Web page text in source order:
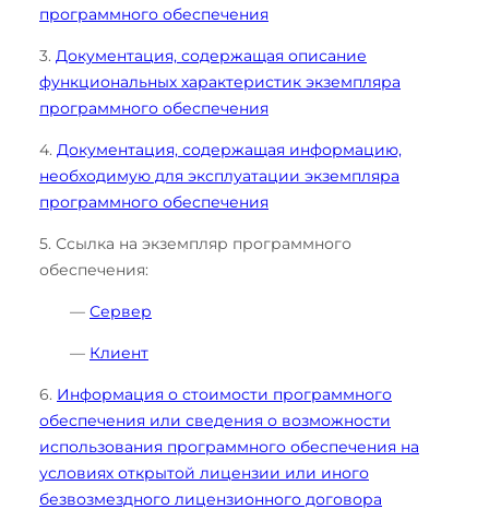
программного обеспечения
3. Документация, содержащая описание
функциональных характеристик экземпляра
программного обеспечения
4. Документация, содержащая информацию,
необходимую для эксплуатации экземпляра
программного обеспечения
5. Ссылка на экземпляр программного
обеспечения:
— Сервер
— Клиент
6. Информация о стоимости программного
обеспечения или сведения о возможности
использования программного обеспечения на
условиях открытой лицензии или иного
безвозмездного лицензионного договора